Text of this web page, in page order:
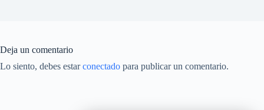
Deja un comentario
Lo siento, debes estarconectado para publicar un comentario.